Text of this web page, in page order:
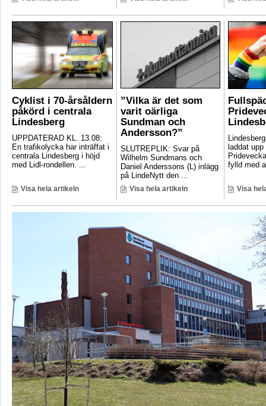
Cyklist i 70-årsåldern
påkörd i centrala
Lindesberg
UPPDATERAD KL. 13.08:
En trafikolycka har inträffat i
centrala Lindesberg i höjd
med Lidl-rondellen. ...
Visa hela artikeln
”Vilka är det som
varit oärliga
Sundman och
Andersson?”
SLUTREPLIK: Svar på
Wilhelm Sundmans och
Daniel Anderssons (L) inlägg
på LindeNytt den ...
Visa hela artikeln
laddat
fylld med
Visa